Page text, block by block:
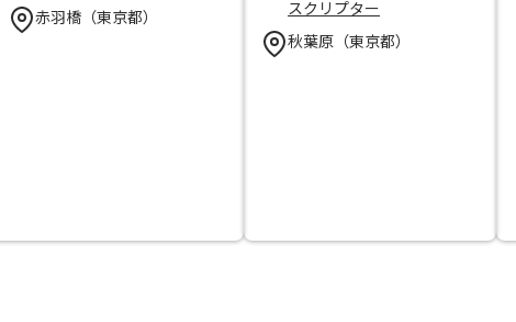
赤羽橋（東京都）
スクリプター
秋葉原（東京都）